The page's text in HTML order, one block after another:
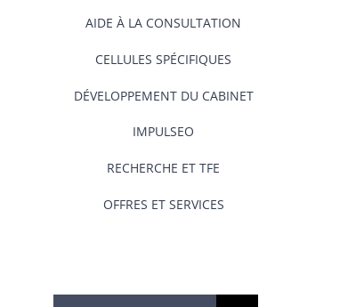
AIDE À LA CONSULTATION
CELLULES SPÉCIFIQUES
DÉVELOPPEMENT DU CABINET
IMPULSEO
RECHERCHE ET TFE
OFFRES ET SERVICES